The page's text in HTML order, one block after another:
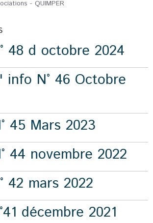
- QUIMPER
48 d octobre 2024
N° 46 Octobre
45 Mars 2023
44 novembre 2022
42 mars 2022
décembre 2021